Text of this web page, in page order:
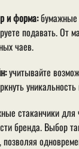
и форма:бумажные
подавать. От
чаев.
учитывайте
стаканчики для
бренда. Выбор
позволяя